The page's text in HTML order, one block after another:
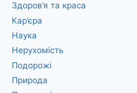
Здоров’я та краса
Кар’єра
Наука
Нерухомість
Подорожі
Природа